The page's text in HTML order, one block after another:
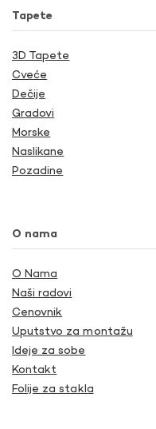
Tapete
3D Tapete
Cveće
Dečije
Gradovi
Morske
Naslikane
Pozadine
O nama
O Nama
Naši radovi
Cenovnik
Uputstvo za montažu
Ideje za sobe
Kontakt
Folije za stakla